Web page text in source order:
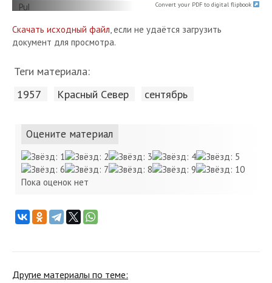
Convert your PDF to digital flipbook
Скачать исходный файл, если не удаётся загрузить
документ для просмотра.
Теги материала:
1957 Красный Cевер сентябрь
Оцените материал
Пока оценок нет
Другие материалы по теме: